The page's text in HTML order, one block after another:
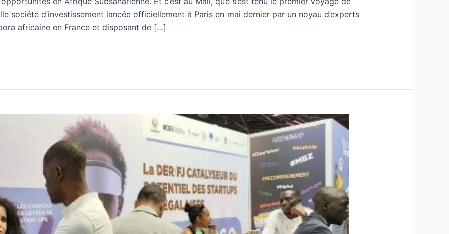
société d’investissement lancée officiellement à Paris en mai dernier par un noyau d’experts
africaine en France et disposant de […]